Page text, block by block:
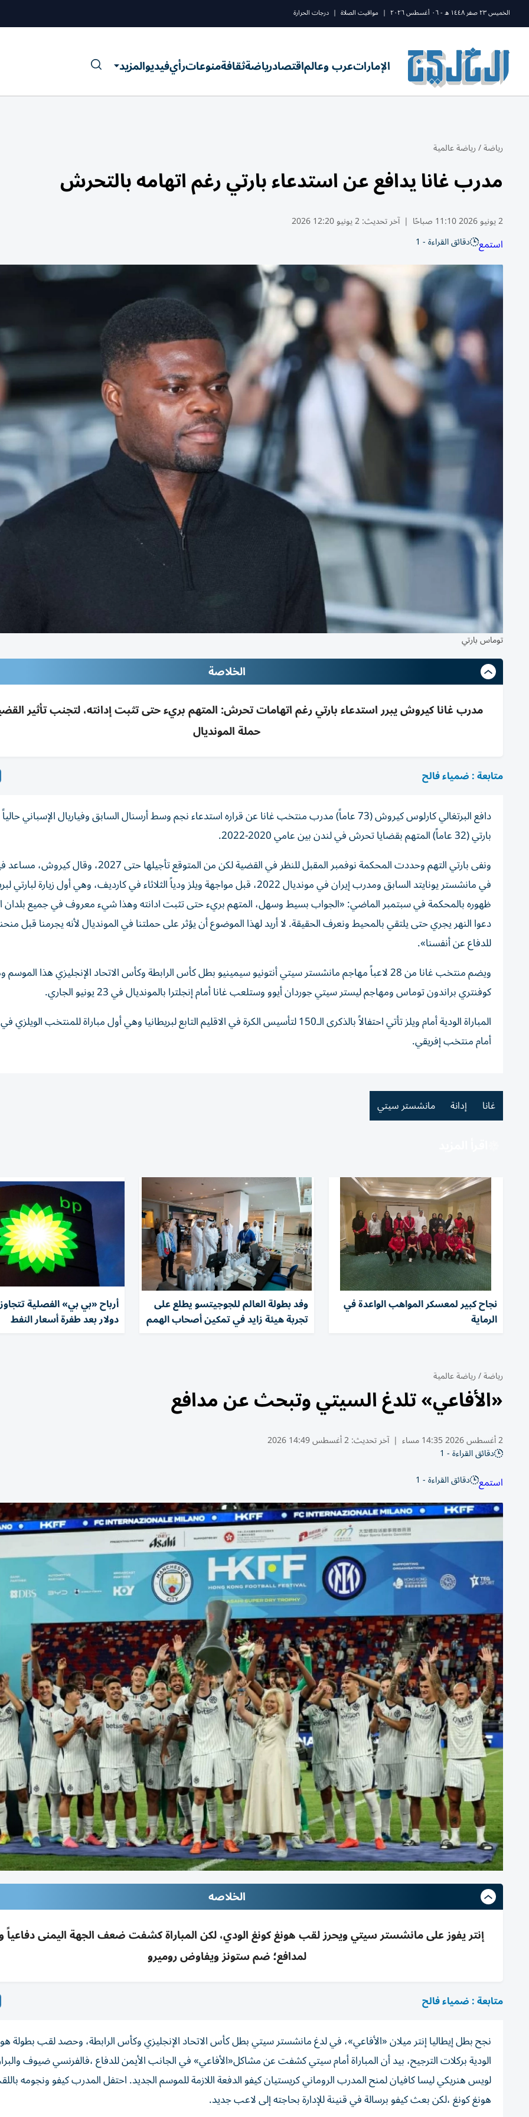
الخميس ٢٣ صفر ١٤٤٨ ه - ٠٦ أغسطس ٢٠٢٦ | مواقيت الصلاة | درجات الحرارة
الإماراتعرب وعالماقتصادرياضةثقافةمنوعاترأيفيديوالمزيد
رياضة/رياضة عالمية
مدرب غانا يدافع عن استدعاء بارتي رغم اتهامه بالتحرش
2 يونيو 2026 11:10 صباحًا | آخر تحديث:2 يونيو 12:20 2026
استمع دقائق القراءة - 1
توماس بارتي
الخلاصة
مدرب غانا كيروش يبرر استدعاء بارتي رغم اتهامات تحرش: المتهم بريء حتى تثبت إدانته، لتجنب تأثير
حملة المونديال
متابعة : ضمياء فالح
دافع البرتغالي كارلوس كيروش (73 عاماً) مدرب منتخب غانا عن قراره استدعاء نجم وسط أرسنال السابق وفياريال الإسباني
بارتي (32 عاماً) المتهم بقضايا تحرش في لندن بين عامي 2020-2022.
ونفى بارتي التهم وحددت المحكمة نوفمبر المقبل للنظر في القضية لكن من المتوقع تأجيلها
في مانشستر يونايتد السابق ومدرب إيران في مونديال 2022، قبل مواجهة ويلز ودياً الثلاثاء في كارديف، وهي أول زيارة
ظهوره بالمحكمة في سبتمبر الماضي: «الجواب بسيط وسهل، المتهم بريء حتى تثبت ادانته وهذا شيء معروف في جميع بلدان
دعوا النهر يجري حتى يلتقي بالمحيط ونعرف الحقيقة. لا أريد لهذا الموضوع أن يؤثر على حملتنا في المونديال لأنه يجرمنا قبل
للدفاع عن أنفسنا».
ويضم منتخب غانا من 28 لاعباً مهاجم مانشستر سيتي أنتونيو سيمينيو بطل كأس الرابطة وكأس الاتحاد الإنجليزي هذا
كوفنتري براندون توماس ومهاجم ليستر سيتي جوردان أيوو وستلعب غانا أمام إنجلترا بالمونديال في 23 يونيو الجاري.
المباراة الودية أمام ويلز تأتي احتفالاً بالذكرى الـ150 لتأسيس الكرة في الاقليم التابع لبريطانيا وهي أول مباراة للمنتخب
أمام منتخب إفريقي.
غانا إدانة مانشستر سيتي
نجاح كبير لمعسكر المواهب الواعدة في
الرماية
وفد بطولة العالم للجوجيتسو يطلع على
تجربة هيئة زايد في تمكين أصحاب الهمم دولار بعد طفرة أسعار النفط
رياضة/رياضة عالمية
«الأفاعي» تلدغ السيتي وتبحث عن مدافع
2 أغسطس 2026 14:35 مساء | آخر تحديث:2 أغسطس 14:49 2026
دقائق القراءة - 1
استمع دقائق القراءة - 1
الخلاصه
إنتر يفوز على مانشستر سيتي ويحرز لقب هونغ كونغ الودي، لكن المباراة كشفت ضعف الجهة اليمنى دفاعياً
لمدافع؛ ضم ستونز ويفاوض روميرو
متابعة : ضمياء فالح
نجح بطل إيطاليا إنتر ميلان «الأفاعي»، في لدغ مانشستر سيتي بطل كأس الاتحاد الإنجليزي وكأس الرابطة، وحصد لقب بطولة
الودية بركلات الترجيح، بيد أن المباراة أمام سيتي كشفت عن مشاكل«الأفاعي» في الجانب الأيمن للدفاع ،فالفرنسي ضيوف
لويس هنريكي ليسا كافيان لمنح المدرب الروماني كريستيان كيفو الدفعة اللازمة للموسم الجديد. احتفل المدرب كيفو ونجومه
هونغ كونغ ،لكن بعث كيفو برسالة في قنينة للإدارة بحاجته إلى لاعب جديد.